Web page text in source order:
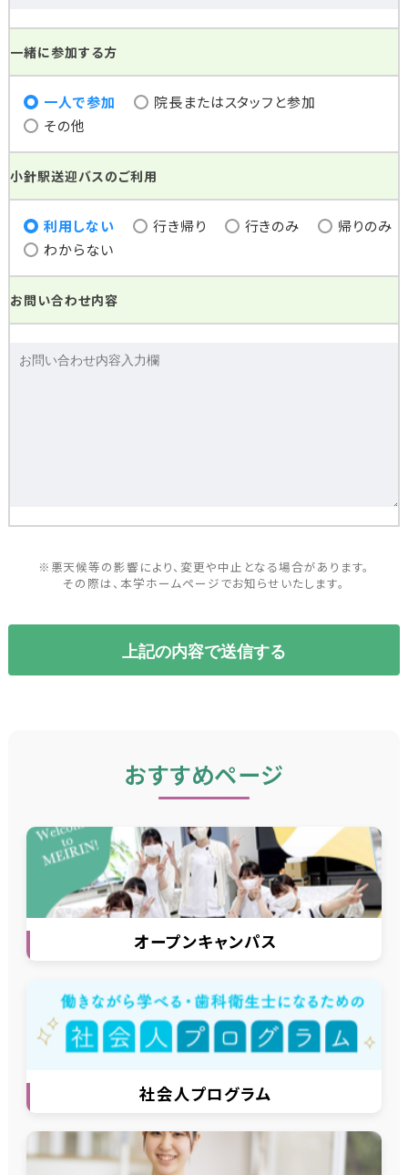
一緒に参加する方
一人で参加
院長またはスタッフと参加
その他
小針駅送迎バスのご利用
利用しない 行き帰り 行きのみ
帰りのみ
わからない
お問い合わせ内容
※悪天候等の影響により、変更や中止となる場合があります。
その際は、本学ホームページでお知らせいたします。
おすすめページ
オープンキャンパス
グ
ル
ー
プ
リ
ン
ク
社会人プログラム
ル
ー
ン
ク